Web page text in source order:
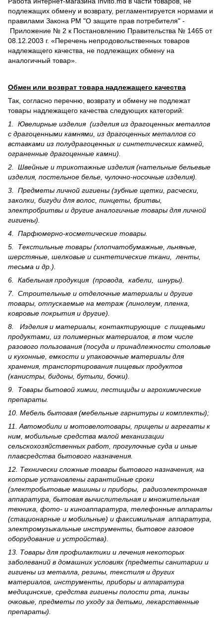
подлежащих обмену и возврату, регламентируется нормами и
правилами Закона РМ "О защите прав потребителя" -
Приложение № 2 к Постановлению Правительства № 1465 от
08.12.2003 г. «Перечень непродовольственных товаров
надлежащего качества, не подлежащих обмену на
аналогичный товар».
Обмен или возврат товара надлежащего качества
Так, согласно перечню, возврату и обмену не подлежат
товары надлежащего качества следующих категорий:
1. Ювелирные изделия (изделия из драгоценных металлов
с драгоценными камнями, из драгоценных металлов со
вставками из полудрагоценных и синте­тических камней,
ограненные драгоценные камни).
2. Швейные и трикотажные изделия (нательные бельевые
изделия, постельное белье, чулочно-носочные изделия).
3. Предметы личной гигиены (зубные щетки, расчески,
заколки, бигуди для волос, пинцеты, бритвы,
электробритвы и другие аналогичные товары для личной
гигиены).
4. Парфюмерно-косметические товары.
5. Текстильные товары (хлопчатобумажные, льняные,
шерс­тя­ные, шелковые и синтетические ткани, ленты,
тесьма и др.).
6. Кабельная продукция (провода, кабели, шнуры).
7. Строительные и отделочные материалы и другие
товары, отпускаемые на метраж (линолеум, пленка,
ковровые покрытия и другие).
8. Изделия и материалы, контактирующие с пищевыми
продуктами, из полимерных материалов, в том числе
разового пользования (посуда и принадлежности столовые
и кухонные, емкости и упаковочные материалы для
хранения, транспортирования пищевых продуктов
(канистры, бидоны, бутыли, бочки).
9. Товары бытовой химии, пестициды и агрохи­мические
препараты.
10. Мебель бытовая (мебельные гарнитуры и комплекты);
11. Автомобили и мотовелотовары, прицепы и агрегаты к
ним, мобильные средства малой механизации
сельскохозяйственных работ, прогулочные суда и иные
плавсредства бытового назначения.
12. Технически сложные товары бытового назна­чения, на
которые установлены гарантийные сроки
(электробытовые машины и приборы, радиоэлектронная
аппаратура, бытовая вычислительная и множительная
техника, фото- и киноаппаратура, телефонные аппараты
(стационарные и мобильные) и факсимильная аппаратура,
электрому­зыкальные инструменты, бытовое газовое
оборудование и устройства).
13. Товары для профилактики и лечения некоторых
заболеваний в домашних условиях (предметы санитарии и
гигиены из металла, резины, текстиля и других
материалов, инструменты, приборы и аппаратура
медицинские, средства гигиены полости рта, линзы
очковые, предметы по уходу за детьми, лекарственные
препараты).